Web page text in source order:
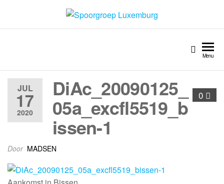
Spoorgroep Luxemburg
Menu
JUL
17
2020
0
DiAc_20090125_
05a_excfl5519_b
issen-1
Door MADSEN